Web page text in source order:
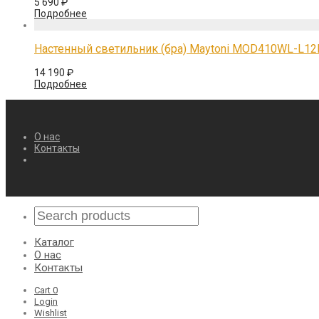
5 690 ₽
Подробнее
Настенный светильник (бра) Maytoni MOD410WL-
14 190 ₽
Подробнее
О нас
Контакты
Каталог
О нас
Контакты
Cart 0
Login
Wishlist